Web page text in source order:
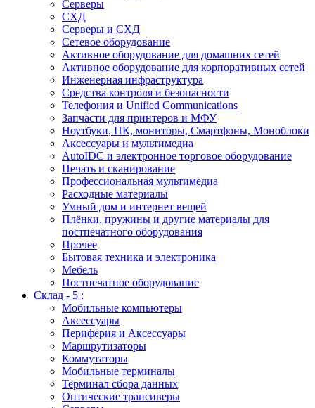
Серверы
СХД
Серверы и СХД
Сетевое оборудование
Активное оборудование для домашних сетей
Активное оборудование для корпоративных сетей
Инженерная инфраструктура
Средства контроля и безопасности
Телефония и Unified Communications
Запчасти для принтеров и МФУ
Ноутбуки, ПК, мониторы, Смартфоны, Моноблоки
Аксессуары и мультимедиа
AutoIDC и электронное торговое оборудование
Печать и сканирование
Профессиональная мультимедиа
Расходные материалы
Умный дом и интернет вещей
Плёнки, пружины и другие материалы для
постпечатного оборудования
Прочее
Бытовая техника и электроника
Мебель
Постпечатное оборудование
Склад - 5 :
Мобильные компьютеры
Аксессуары
Периферия и Аксессуары
Маршрутизаторы
Коммутаторы
Мобильные терминалы
Терминал сбора данных
Оптические трансиверы